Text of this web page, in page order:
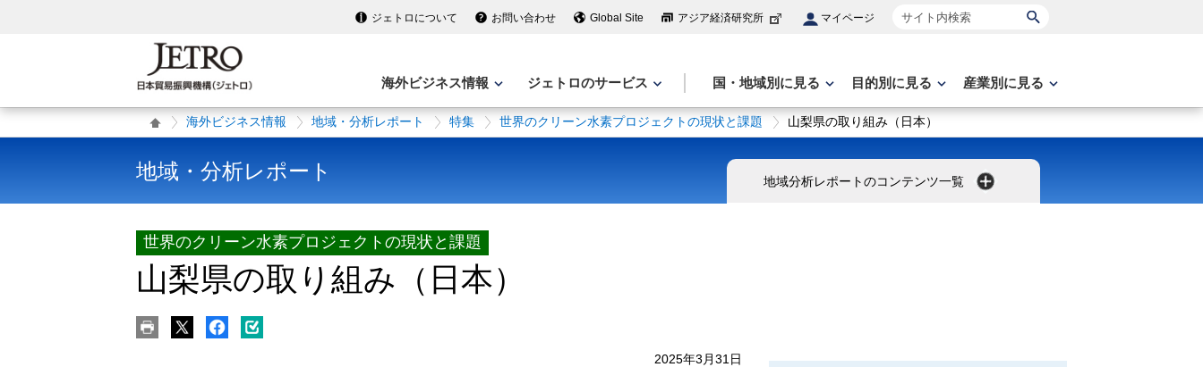
ジェトロについて お問い合わせ Global Site アジア経済研究所 マイページ サイト内検索
海外ビジネス情報 ジェトロのサービス 国・地域別に見る 目的別に見る 産業別に見る
海外ビジネス情報 地域・分析レポート 特集 世界のクリーン水素プロジェクトの現状と課題 山梨県の取り組み（日本）
地域・分析レポート 地域分析レポートのコンテンツ一覧
世界のクリーン水素プロジェクトの現状と課題
山梨県の取り組み（日本）
2025年3月31日